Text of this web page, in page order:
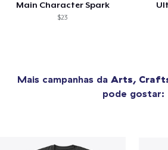
Main Character Spark
$23
Mais campanhas da Arts,
pode gostar: